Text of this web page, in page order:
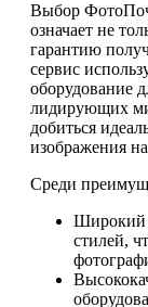
Выбор
означает не
гарантию
сервис
оборудование
лидирующих
добиться
изображения
Среди
Широкий
стилей,